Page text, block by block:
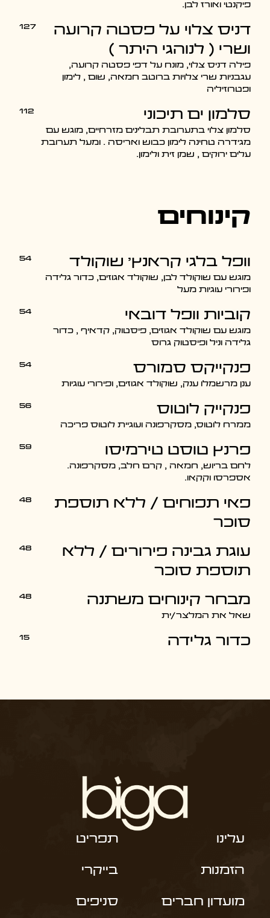
פיקנטי ואורז לבן.
דניס צלוי על פסטה קרועה
ושרי ( לנוהגי היתר )
פילה דניס צלוי, מונח על דפי פסטה קרועה,
עגבניות שרי צלויות ברוטב חמאה, שום , לימון
ופטרוזיליה
127
סלמון ים תיכוני
סלמון צלוי בתערובת תבלינים מזרחיים, מוגש עם
מג'דרה טחינה לימון כבוש ואריסה . ומעל תערובת
עלים ירוקים , שמן זית ולימון.
112
קינוחים
וופל בלגי קראנץ׳ שוקולד
מוגש עם שוקולד לבן, שוקולד אגוזים, כדור גלידה
ופירורי עוגיות מעל
54
קוביות וופל דובאי
מוגש עם שוקולד אגוזים, פיסטוק, קדאיף , כדור
גלידה וניל ופיסטוק גרוס
54
פנקייקס סמורס
ענן מרשמלו ענק, שוקולד אגוזים, ופירורי עוגיות
54
פנקייק לוטוס
ממרח לוטוס, מסקרפונה ועוגיית לוטוס פריכה
56
פרנץ טוסט טירמיסו
לחם בריוש, חמאה , קרם חלב, מסקרפונה.
אספרסו וקקאו.
59
פאי תפוחים / ללא תוספת
סוכר
48
עוגת גבינה פירורים / ללא
תוספת סוכר
48
מבחר קינוחים משתנה
שאל את המלצר/ית
48
כדור גלידה 15
עלינו תפריט
הזמנות בייקרי
מועדון חברים סניפים